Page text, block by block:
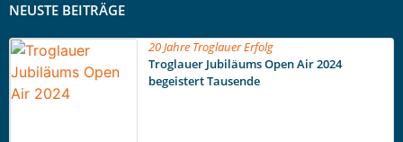
NEUSTE BEITRÄGE
20 Jahre Troglauer Erfolg
Troglauer Jubiläums Open Air 2024
begeistert Tausende